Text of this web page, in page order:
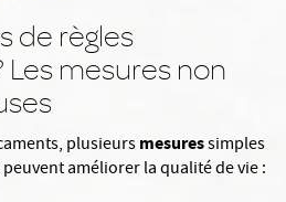
de règles
mesures non
plusieursmesuressimples
améliorer la qualité de vie :